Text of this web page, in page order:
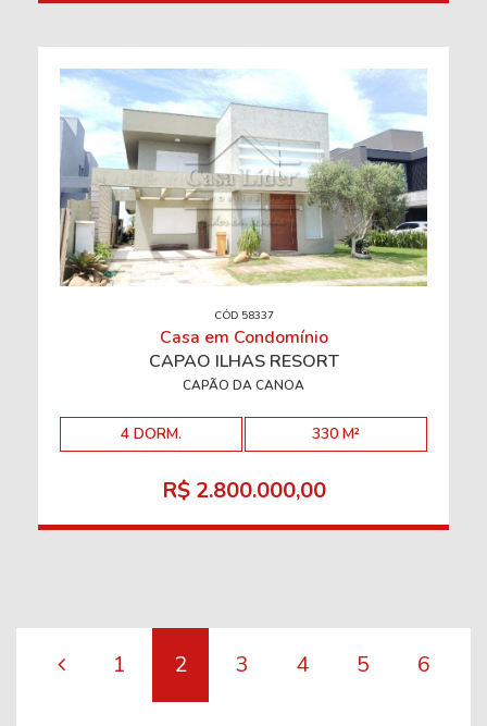
CÓD 58337
Casa em Condomínio
CAPÃO ILHAS RESORT
CAPÃO DA CANOA
4 DORM. 330 M²
R$ 2.800.000,00
1 2 3 4 5 6